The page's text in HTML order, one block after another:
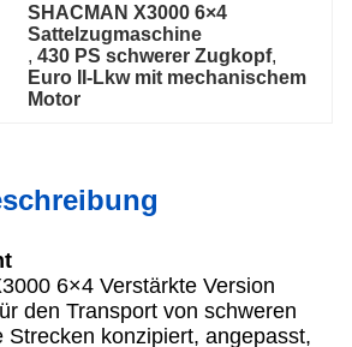
SHACMAN X3000 6×4
Sattelzugmaschine
, 430 PS schwerer Zugkopf,
Euro II-Lkw mit mechanischem
Motor
6×4 Verstärkte Version
den Transport von schweren
Strecken konzipiert, angepasst,